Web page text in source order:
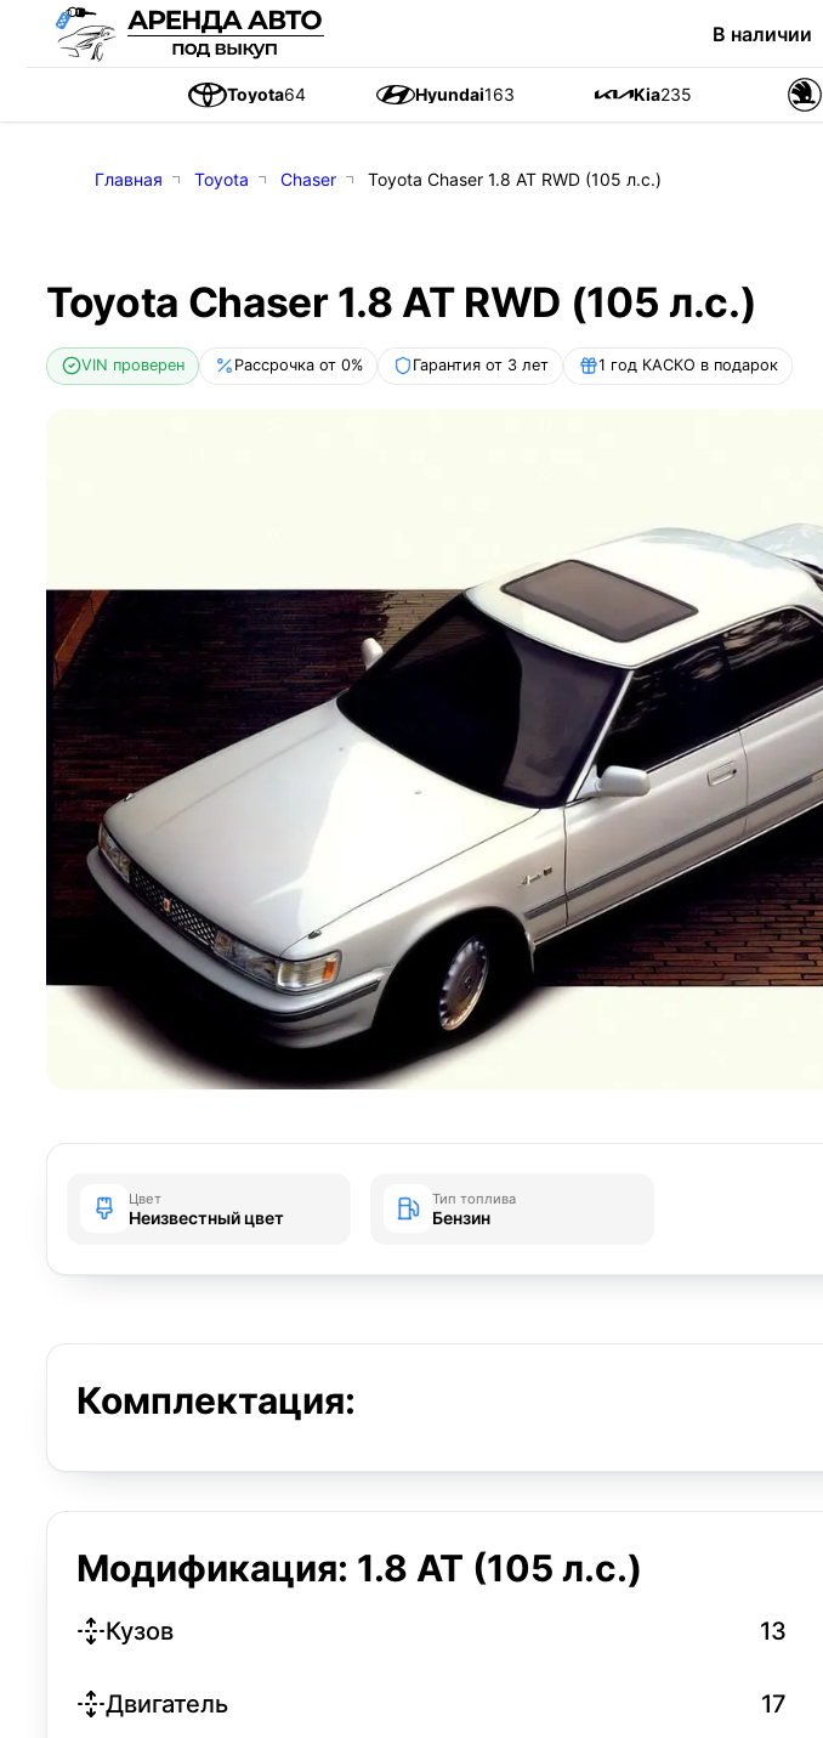
В наличии
Toyota64 Hyundai163 Kia235
Главная Toyota Chaser Toyota Chaser 1.8 AT RWD (105 л.с.)
Toyota Chaser 1.8 AT RWD (105 л.с.)
VIN проверен Рассрочка от 0% Гарантия от 3 лет 1 год КАСКО в подарок
Цвет
Неизвестный цвет
Тип топлива
Бензин
Комплектация:
Модификация: 1.8 AT (105 л.с.)
Кузов 13
Двигатель 17